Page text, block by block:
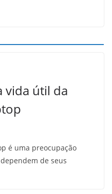
vida útil da
é uma preocupação
de seus